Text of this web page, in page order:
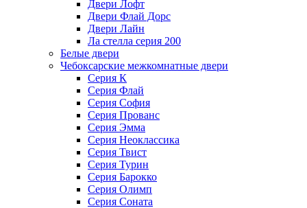
Двери Лофт
Двери Флай Дорс
Двери Лайн
Ла стелла серия 200
Белые двери
Чебоксарские межкомнатные двери
Серия К
Серия Флай
Серия София
Серия Прованс
Серия Эмма
Серия Неоклассика
Серия Твист
Серия Турин
Серия Барокко
Серия Олимп
Серия Соната